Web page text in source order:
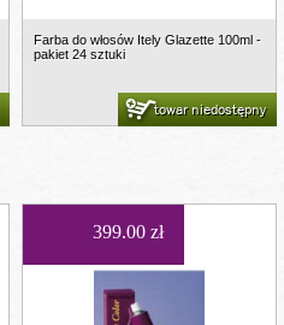
Farba do włosów Itely Glazette 100ml -
pakiet 24 sztuki
towar niedostępny
399.00 zł